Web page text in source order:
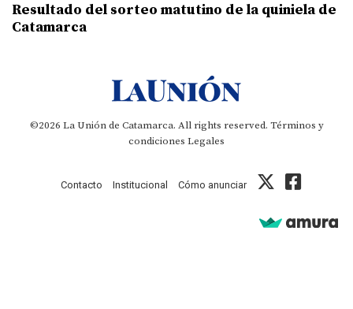
Resultado del sorteo matutino de la quiniela de
Catamarca
©2026 La Unión de Catamarca. All rights reserved. Términos y
condiciones Legales
Contacto Institucional Cómo anunciar